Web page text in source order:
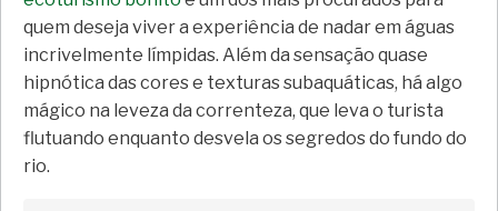
quem deseja viver a experiência de nadar em águas
incrivelmente límpidas. Além da sensação quase
hipnótica das cores e texturas subaquáticas, há algo
mágico na leveza da correnteza, que leva o turista
flutuando enquanto desvela os segredos do fundo do
rio.